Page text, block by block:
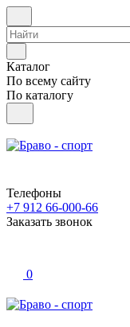
Каталог
По всему сайту
По каталогу
Телефоны
+7 912 66-000-66
Заказать звонок
0